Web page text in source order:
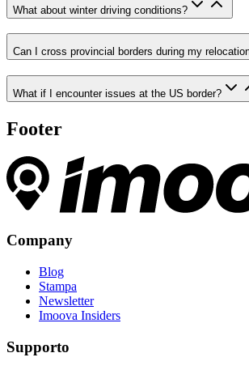
What about winter driving conditions?
Can I cross provincial borders during my
What if I encounter issues at the US border?
Footer
Company
Blog
Stampa
Newsletter
Imoova Insiders
Supporto